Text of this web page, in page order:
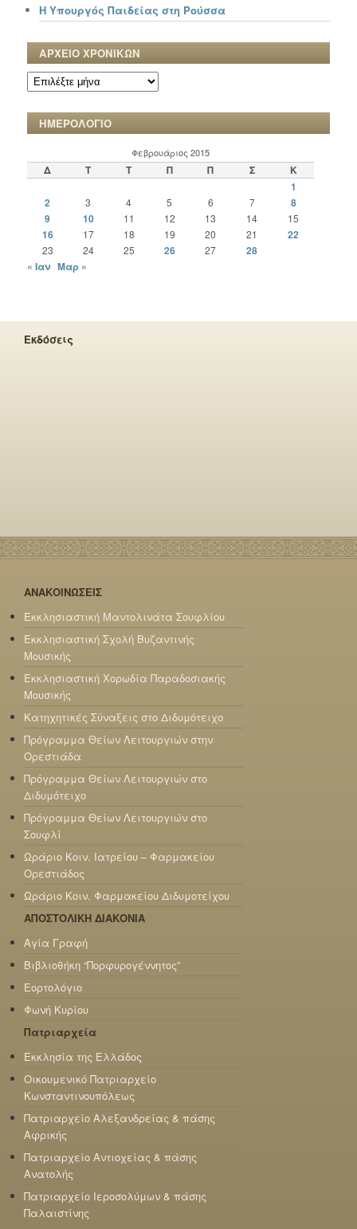
Η Υπουργός Παιδείας στη Ρούσσα
ΑΡΧΕΙΟ ΧΡΟΝΙΚΩΝ
ΑΡΧΕΙΟ
ΧΡΟΝΙΚΩΝ
ΗΜΕΡΟΛΟΓΙΟ
Φεβρουάριος 2015
Δ Τ Τ Π Π Σ
Κ
1
2
3 4 5 6 7
8
9
10 11 12 13 14 15
16 17 18 19 20 21 22
23 24 25 26 27
28
« Ιαν Μαρ »
Εκδόσεις
ΑΝΑΚΟΙΝΩΣΕΙΣ
Εκκλησιαστική Μαντολινάτα Σουφλίου
Εκκλησιαστική Σχολή Βυζαντινής
Μουσικής
Εκκλησιαστική Χορωδία Παραδοσιακής
Μουσικής
Κατηχητικές Σύναξεις στο Διδυμότειχο
Πρόγραμμα Θείων Λειτουργιών στην
Ορεστιάδα
Πρόγραμμα Θείων Λειτουργιών στο
Διδυμότειχο
Πρόγραμμα Θείων Λειτουργιών στο
Σουφλί
Ωράριο Κοιν. Ιατρείου – Φαρμακείου
Ορεστιάδος
Ωράριο Κοιν. Φαρμακείου Διδυμοτείχου
ΑΠΟΣΤΟΛΙΚΗ ΔΙΑΚΟΝΙΑ
Αγία Γραφή
Βιβλιοθήκη “Πορφυρογέννητος”
Εορτολόγιο
Φωνή Κυρίου
Πατριαρχεία
Εκκλησία της Ελλάδος
Οικουμενικό Πατριαρχείο
Κωνσταντινουπόλεως
Πατριαρχείο Αλεξανδρείας & πάσης
Αφρικής
Πατριαρχείο Αντιοχείας & πάσης
Ανατολής
Πατριαρχείο Ιεροσολύμων & πάσης
Παλαιστίνης